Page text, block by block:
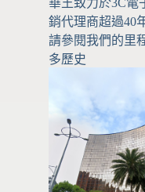
銷代理商超過40
請參閱我們的里
多歷史